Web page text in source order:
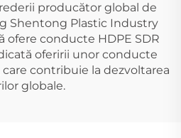
producător global de
Shentong Plastic Industry
ofere conducte HDPE SDR
oferirii unor conducte
care contribuie la dezvoltarea
globale.